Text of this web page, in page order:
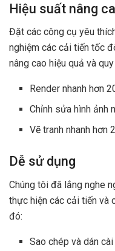
Hiệu suất nâng
Đặt các công cụ yêu
nghiệm các cải tiến tốc
nâng cao hiệu quả và
Render nhanh hơn
Chỉnh sửa hình ảnh
Vẽ tranh nhanh hơn
Dễ sử dụng
Chúng tôi đã lắng nghe
thực hiện các cải tiến và
đó:
Sao chép và dán